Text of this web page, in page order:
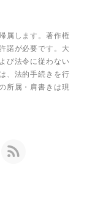
属します。著作権
諾が必要です。大
び法令に従わない
、法的手続きを行
所属・肩書きは現